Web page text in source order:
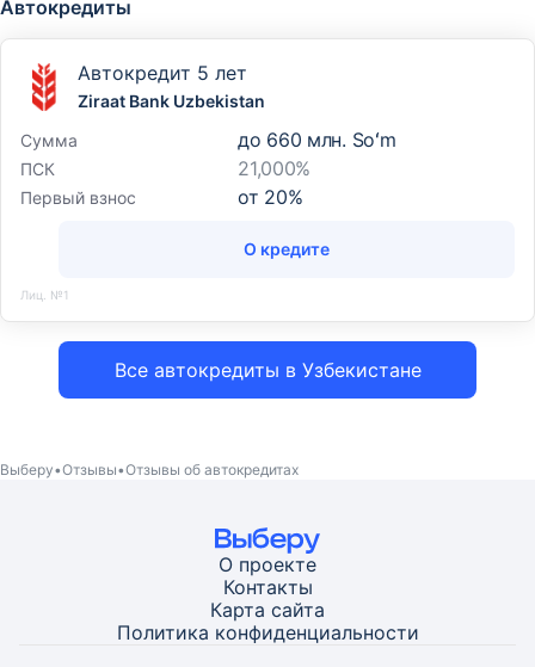
Автокредиты
Все автокредиты в Узбекистане
Автокредит 5 лет
Ziraat Bank Uzbekistan
Сумма
до 660 млн. Soʻm
ПСК 21,000%
Первый взнос от 20%
О кредите
Лиц. №1
Выберу Отзывы Отзывы об автокредитах
О проекте
Контакты
Карта сайта
Политика конфиденциальности